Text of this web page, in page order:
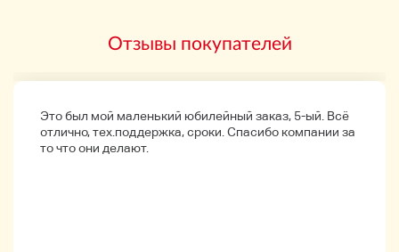
Отзывы покупателей
Это был мой маленький юбилейный заказ, 5-ый. Всё
отлично, тех.поддержка, сроки. Спасибо компании за
то что они делают.